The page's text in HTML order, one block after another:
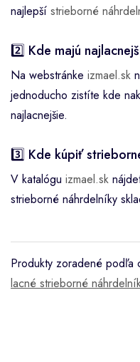
najlepší strieborné
2️⃣ Kde majú
Na webstránke izmael.sk
jednoducho zistíte kde
najlacnejšie.
3️⃣ Kde kúpiť
V katalógu izmael.sk
strieborné náhrdelníky
Produkty zoradené podľa
lacné strieborné